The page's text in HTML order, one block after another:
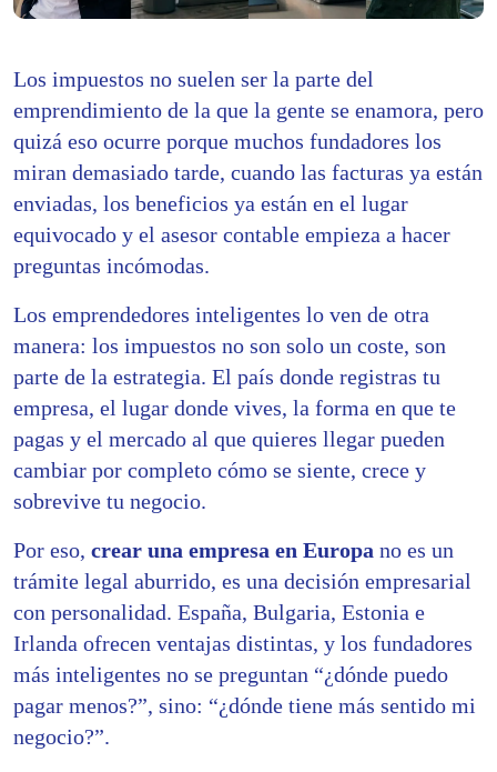
Los impuestos no suelen ser la parte del
emprendimiento de la que la gente se enamora, pero
quizá eso ocurre porque muchos fundadores los
miran demasiado tarde, cuando las facturas ya están
enviadas, los beneficios ya están en el lugar
equivocado y el asesor contable empieza a hacer
preguntas incómodas.
Los emprendedores inteligentes lo ven de otra
manera: los impuestos no son solo un coste, son
parte de la estrategia. El país donde registras tu
empresa, el lugar donde vives, la forma en que te
pagas y el mercado al que quieres llegar pueden
cambiar por completo cómo se siente, crece y
sobrevive tu negocio.
Por eso, crear una empresa en Europa no es un
trámite legal aburrido, es una decisión empresarial
con personalidad. España, Bulgaria, Estonia e
Irlanda ofrecen ventajas distintas, y los fundadores
más inteligentes no se preguntan “¿dónde puedo
pagar menos?”, sino: “¿dónde tiene más sentido mi
negocio?”.